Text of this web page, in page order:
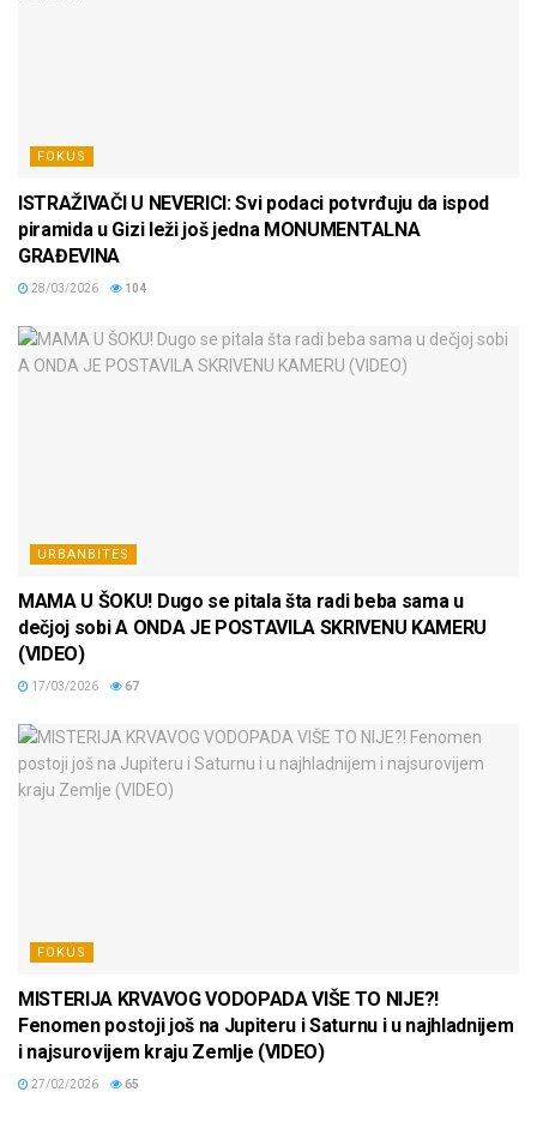
FOKUS
ISTRAŽIVAČI U NEVERICI: Svi podaci potvrđuju da ispod
piramida u Gizi leži još jedna MONUMENTALNA
GRAĐEVINA
28/03/2026 104
URBANBITES
MAMA U ŠOKU! Dugo se pitala šta radi beba sama u
dečjoj sobi A ONDA JE POSTAVILA SKRIVENU KAMERU
(VIDEO)
17/03/2026 67
FOKUS
MISTERIJA KRVAVOG VODOPADA VIŠE TO NIJE?!
Fenomen postoji još na Jupiteru i Saturnu i u najhladnijem
i najsurovijem kraju Zemlje (VIDEO)
27/02/2026 65